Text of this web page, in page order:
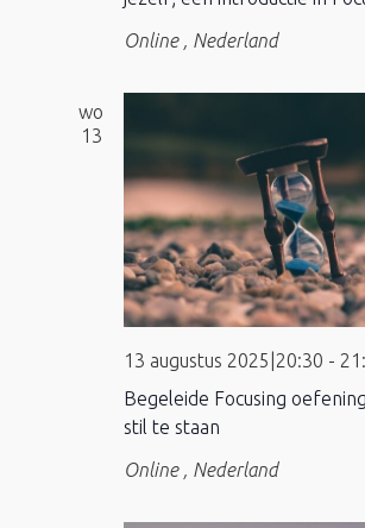
Online , Nederland
wo
13
Begeleide Focusing
stil te staan
13 augustus 2025|20:30 -
Online , Nederland